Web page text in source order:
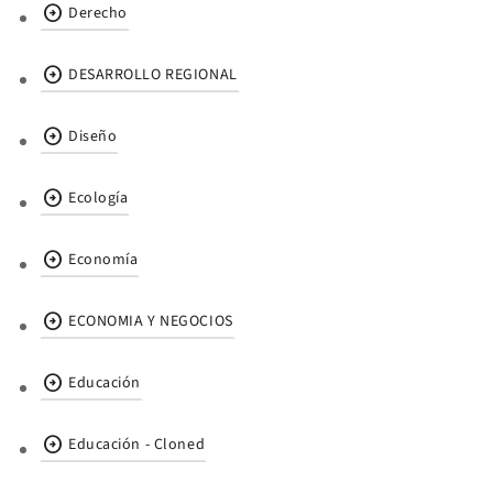
arrow_circle_right Derecho
arrow_circle_right DESARROLLO REGIONAL
arrow_circle_right Diseño
arrow_circle_right Ecología
arrow_circle_right Economía
arrow_circle_right ECONOMIA Y NEGOCIOS
arrow_circle_right Educación
arrow_circle_right Educación - Cloned